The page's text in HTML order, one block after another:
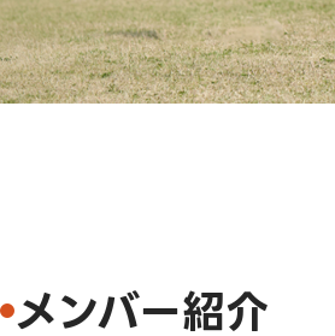
メンバー紹介